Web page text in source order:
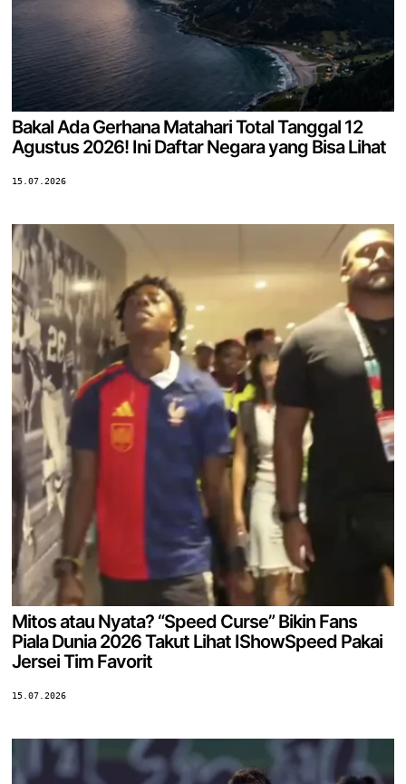
Bakal Ada Gerhana Matahari Total Tanggal 12
Agustus 2026! Ini Daftar Negara yang Bisa Lihat
15.07.2026
Mitos atau Nyata? “Speed Curse” Bikin Fans
Piala Dunia 2026 Takut Lihat IShowSpeed Pakai
Jersei Tim Favorit
15.07.2026